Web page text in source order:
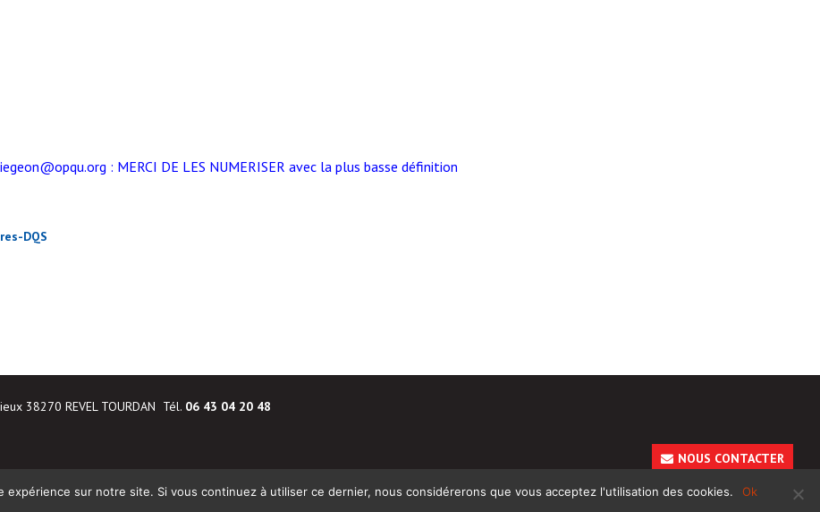
: MERCI DE LES NUMERISER avec la plus basse définition
DQS
38270 REVEL TOURDAN Tél. 06 43 04 20 48
NOUS CONTACTER
Rhonalpcom
expérience sur notre site. Si vous continuez à utiliser ce dernier, nous considérerons que vous acceptez l'utilisation des cookies. Ok